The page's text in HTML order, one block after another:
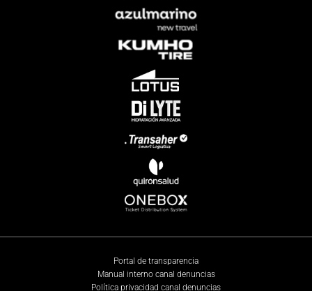
Portal de transparencia
Manual interno canal denuncias
Política privacidad canal denuncias